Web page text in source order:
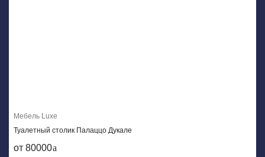
Мебель Luxe
Туалетный столик Палаццо Дукале
от 80000